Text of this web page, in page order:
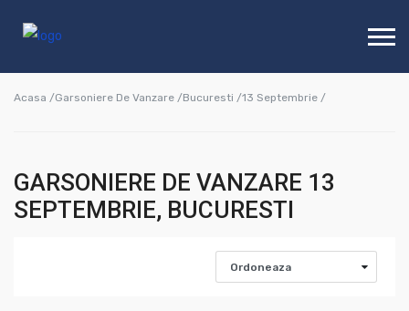
Acasa /Garsoniere De Vanzare /Bucuresti /13 Septembrie /
GARSONIERE DE VANZARE 13
SEPTEMBRIE, BUCURESTI